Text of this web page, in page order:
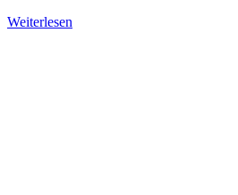
Weiterlesen